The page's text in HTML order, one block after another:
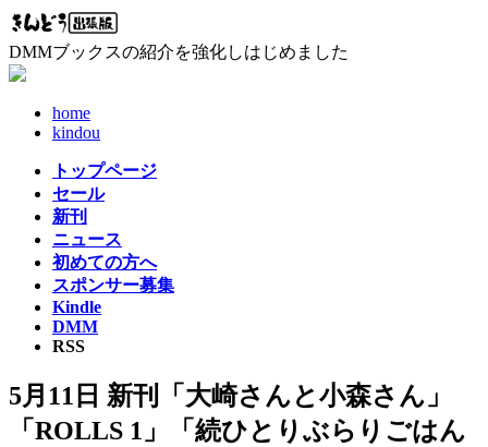
コ
テ
ン
ナ
ゲ
ー
DMMブックスの紹介を強化しはじめました
home
kindou
トップページ
セール
新刊
ニュース
初めての方へ
スポンサー募集
Kindle
DMM
RSS
5月11日 新刊「大崎さんと小森さん」
「ROLLS 1」「続ひとりぶらりごはん